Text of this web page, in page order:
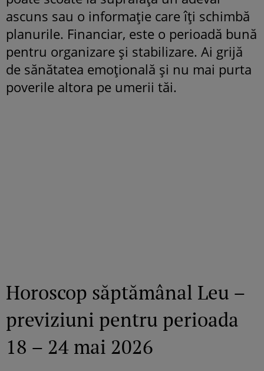
ascuns sau o informație care îți schimbă
planurile. Financiar, este o perioadă bună
pentru organizare și stabilizare. Ai grijă
de sănătatea emoțională și nu mai purta
poverile altora pe umerii tăi.
Horoscop săptămânal Leu –
previziuni pentru perioada
18 – 24 mai 2026